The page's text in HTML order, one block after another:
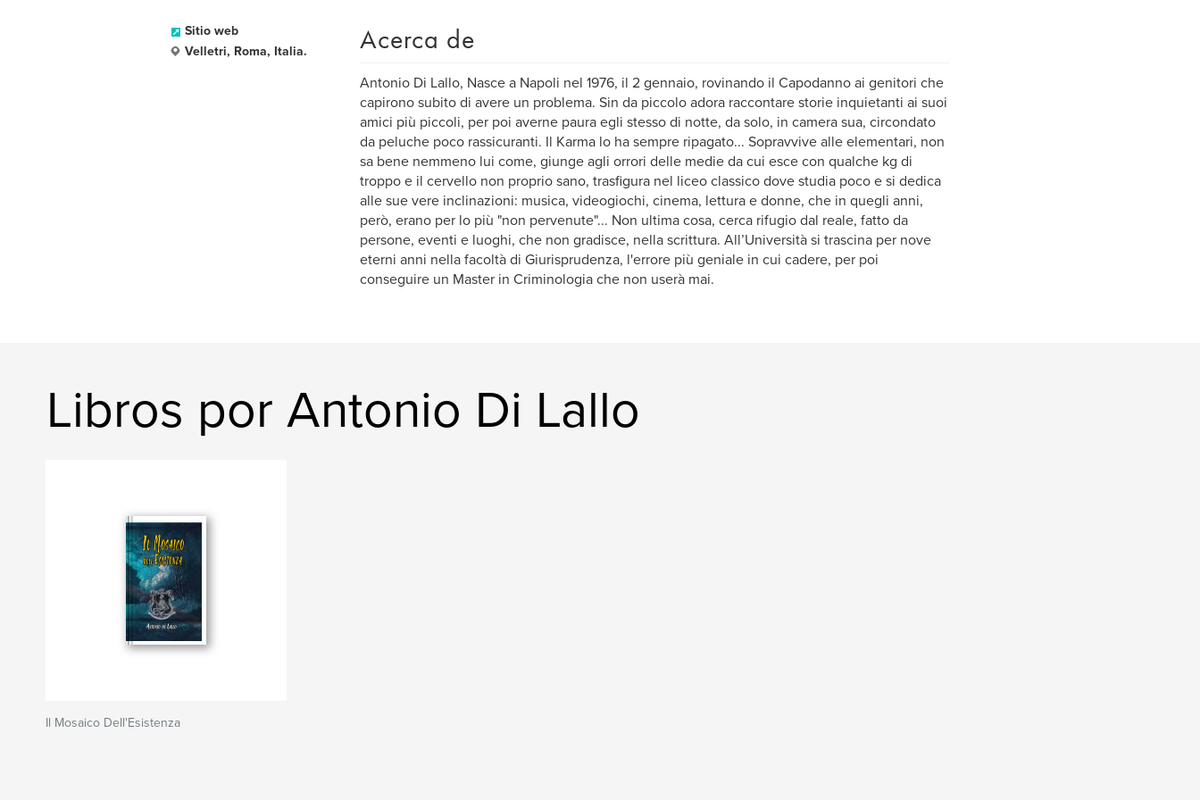
Sitio web
Velletri, Roma, Italia.
Acerca de
Antonio Di Lallo, Nasce a Napoli nel 1976, il 2 gennaio, rovinando il Capodanno ai genitori che
capirono subito di avere un problema. Sin da piccolo adora raccontare storie inquietanti ai suoi
amici più piccoli, per poi averne paura egli stesso di notte, da solo, in camera sua, circondato
da peluche poco rassicuranti. Il Karma lo ha sempre ripagato... Sopravvive alle elementari, non
sa bene nemmeno lui come, giunge agli orrori delle medie da cui esce con qualche kg di
troppo e il cervello non proprio sano, trasfigura nel liceo classico dove studia poco e si dedica
alle sue vere inclinazioni: musica, videogiochi, cinema, lettura e donne, che in quegli anni,
però, erano per lo più "non pervenute"... Non ultima cosa, cerca rifugio dal reale, fatto da
persone, eventi e luoghi, che non gradisce, nella scrittura. All’Università si trascina per nove
eterni anni nella facoltà di Giurisprudenza, l'errore più geniale in cui cadere, per poi
conseguire un Master in Criminologia che non userà mai.
Libros por Antonio Di Lallo
Il Mosaico Dell'Esistenza